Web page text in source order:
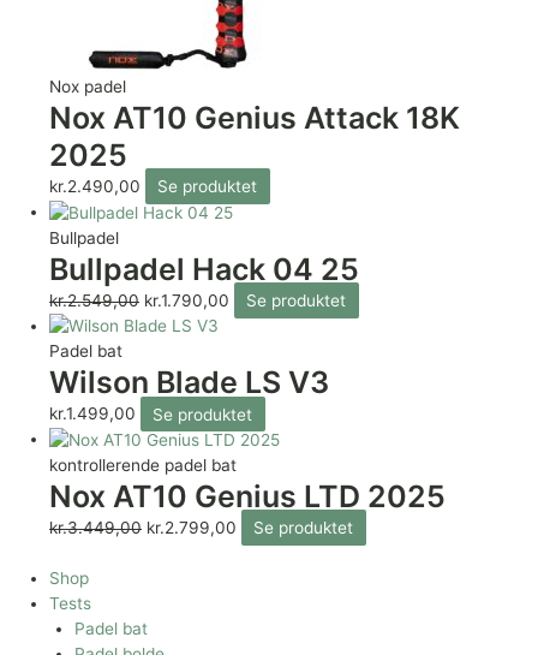
Nox padel
Nox AT10 Genius Attack 18K
2025
kr.2.490,00 Se produktet
Bullpadel
Bullpadel Hack 04 25
kr.2.549,00 kr.1.790,00 Se produktet
Padel bat
Wilson Blade LS V3
kr.1.499,00 Se produktet
kontrollerende padel bat
Nox AT10 Genius LTD 2025
kr.3.449,00 kr.2.799,00 Se produktet
Shop
Tests
Padel bat